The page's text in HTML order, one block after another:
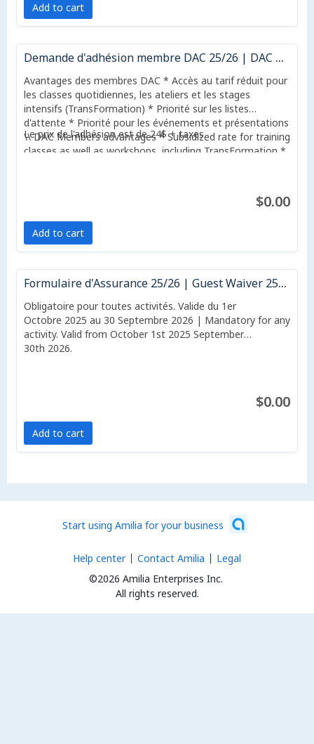
Add to cart
Demande d'adhésion membre DAC 25/26 | DAC Membership application 25/26
Avantages des membres DAC * Accès au tarif réduit pour
les classes quotidiennes, les ateliers et les stages
intensifs (TransFormation) * Priorité sur les listes
d'attente * Priorité pour les événements et présentations
\\ DAC Members advantages * Subsidized rate for training
classes as well as workshops, including TransFormation *
Le prix de l'adhésion est de 24$ + taxes
$0.00
Add to cart
Formulaire d'Assurance 25/26 | Guest Waiver 25/26
Obligatoire pour toutes activités. Valide du 1er
Octobre 2025 au 30 Septembre 2026 | Mandatory for any
activity. Valid from October 1st 2025 September
30th 2026.
$0.00
Add to cart
Start using Amilia for your business
©2026 Amilia Enterprises Inc.
All rights reserved.
Help center Contact Amilia Legal